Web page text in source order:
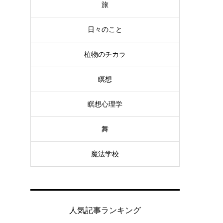
旅
日々のこと
植物のチカラ
瞑想
瞑想心理学
舞
魔法学校
人気記事ランキング